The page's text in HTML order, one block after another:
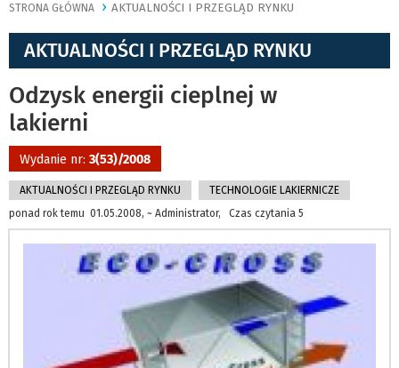
STRONA GŁÓWNA AKTUALNOŚCI I PRZEGLĄD RYNKU
AKTUALNOŚCI I PRZEGLĄD RYNKU
Odzysk energii cieplnej w
lakierni
Wydanie nr: 3(53)/2008
AKTUALNOŚCI I PRZEGLĄD RYNKU
TECHNOLOGIE LAKIERNICZE
ponad rok temu 01.05.2008, ~ Administrator, Czas czytania 5